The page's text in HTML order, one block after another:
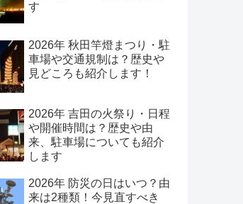
す
2026年 秋田竿燈まつり・駐
車場や交通規制は？歴史や
見どころも紹介します！
2026年 吉田の火祭り・日程
や開催時間は？歴史や由
来、駐車場についても紹介
します
2026年 防災の日はいつ？由
来は2種類！今見直すべき